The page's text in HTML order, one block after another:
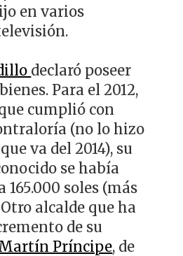
en varios
declaró poseer
Para el 2012,
cumplió con
(no lo hizo
va del 2014), su
se había
soles (más
alcalde que ha
de su
Príncipe, de